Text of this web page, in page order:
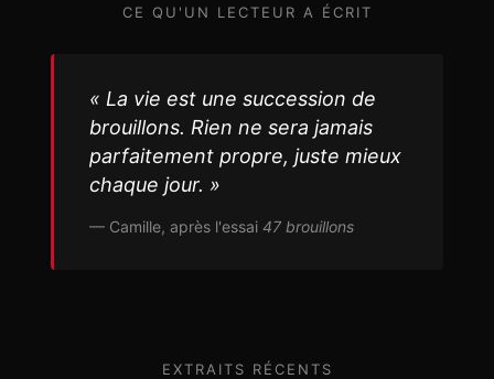
CE QU'UN LECTEUR A ÉCRIT
« La vie est une succession de
brouillons. Rien ne sera jamais
parfaitement propre, juste mieux
chaque jour. »
— Camille, après l'essai 47 brouillons
EXTRAITS RÉCENTS